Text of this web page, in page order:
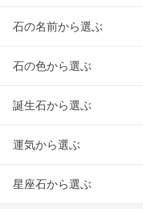
石の名前から選ぶ
石の色から選ぶ
誕生石から選ぶ
運気から選ぶ
星座石から選ぶ